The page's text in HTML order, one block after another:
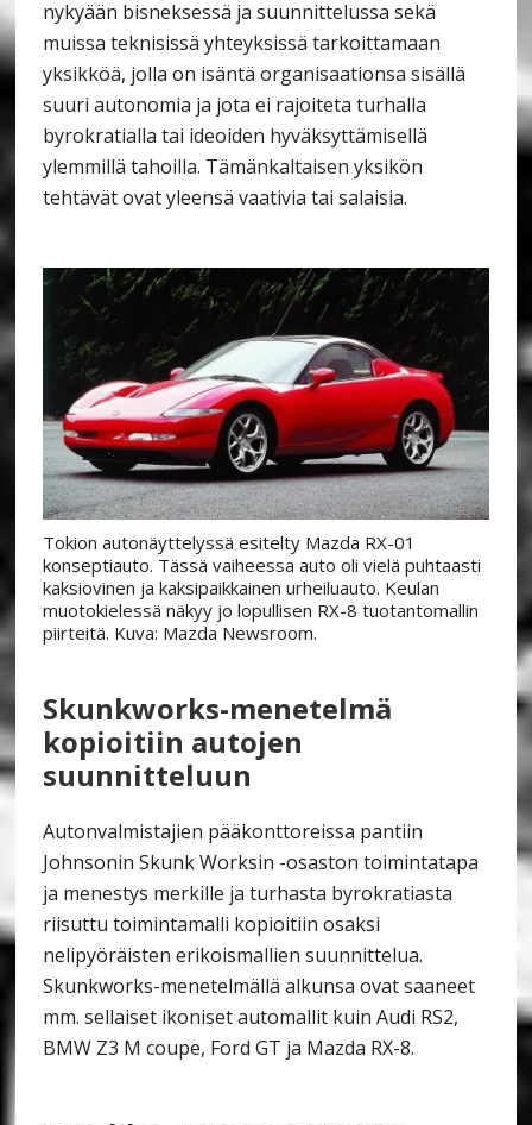
nykyään bisneksessä ja suunnittelussa sekä
muissa teknisissä yhteyksissä tarkoittamaan
yksikköä, jolla on isäntä organisaationsa sisällä
suuri autonomia ja jota ei rajoiteta turhalla
byrokratialla tai ideoiden hyväksyttämisellä
ylemmillä tahoilla. Tämänkaltaisen yksikön
tehtävät ovat yleensä vaativia tai salaisia.
Tokion autonäyttelyssä esitelty Mazda RX-01
konseptiauto. Tässä vaiheessa auto oli vielä puhtaasti
kaksiovinen ja kaksipaikkainen urheiluauto. Keulan
muotokielessä näkyy jo lopullisen RX-8 tuotantomallin
piirteitä. Kuva: Mazda Newsroom.
Skunkworks-menetelmä
kopioitiin autojen
suunnitteluun
Autonvalmistajien pääkonttoreissa pantiin
Johnsonin Skunk Worksin -osaston toimintatapa
ja menestys merkille ja turhasta byrokratiasta
riisuttu toimintamalli kopioitiin osaksi
nelipyöräisten erikoismallien suunnittelua.
Skunkworks-menetelmällä alkunsa ovat saaneet
mm. sellaiset ikoniset automallit kuin Audi RS2,
BMW Z3 M coupe, Ford GT ja Mazda RX-8.